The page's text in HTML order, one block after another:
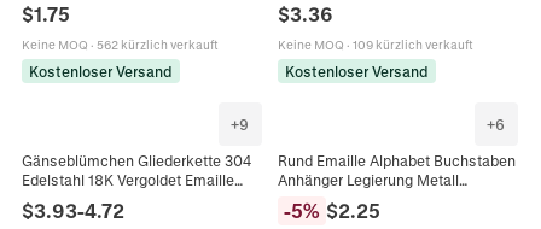
Pride Schmuck Geschenk
$1.75
Keine MOQ · 562 kürzlich verkauft
Kostenloser Versand
Zubehör Bunt
$3.36
Keine MOQ · 109 kürzlich verkauft
Kostenloser Versand
+9
Gänseblümchen Gliederkette 304
Edelstahl 18K Vergoldet Emaille
Bunt DIY Schmuckherstellung
Zubehör
$3.93-4.72
+6
Rund Emaille Alphabet Buchstaben
Anhänger Legierung Metall
Vergoldet Doppelseitig Bunte
Pendants Für DIY Schmuck
-5% $2.25